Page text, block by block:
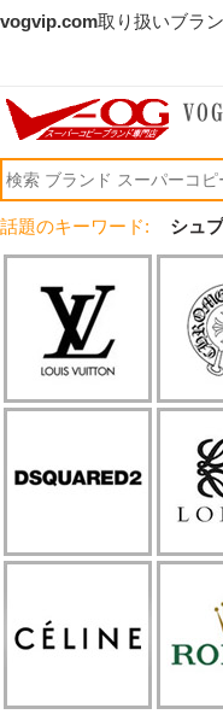
vogvip.com取り扱いブラ
話題のキーワード: シュ